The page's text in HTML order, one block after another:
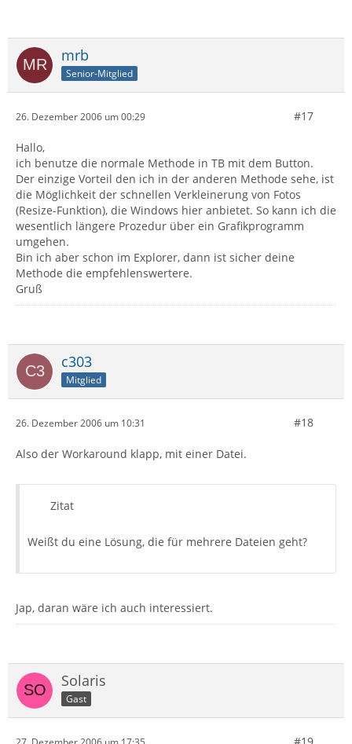
mrb
Senior-Mitglied
26. Dezember 2006 um 00:29 #17
Hallo,
ich benutze die normale Methode in TB mit dem Button.
Der einzige Vorteil den ich in der anderen Methode sehe, ist
die Möglichkeit der schnellen Verkleinerung von Fotos
(Resize-Funktion), die Windows hier anbietet. So kann ich die
wesentlich längere Prozedur über ein Grafikprogramm
umgehen.
Bin ich aber schon im Explorer, dann ist sicher deine
Methode die empfehlenswertere.
Gruß
c303
Mitglied
26. Dezember 2006 um 10:31 #18
Also der Workaround klapp, mit einer Datei.
Zitat
Weißt du eine Lösung, die für mehrere Dateien geht?
Jap, daran wäre ich auch interessiert.
Solaris
Gast